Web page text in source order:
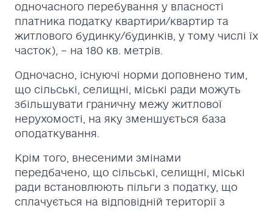
одночасного перебування у власності
платника податку квартири/квартир та
житлового будинку/будинків, у тому числі їх
часток), – на 180 кв. метрів.
Одночасно, існуючі норми доповнено тим,
що сільські, селищні, міські ради можуть
збільшувати граничну межу житлової
нерухомості, на яку зменшується база
оподаткування.
Крім того, внесеними змінами
передбачено, що сільські, селищні, міські
ради встановлюють пільги з податку, що
сплачується на відповідній території з